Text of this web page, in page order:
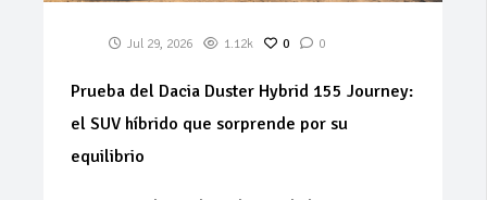
Jul 29, 2026 1.12k 0 0
Prueba del Dacia Duster Hybrid 155 Journey:
el SUV híbrido que sorprende por su
equilibrio